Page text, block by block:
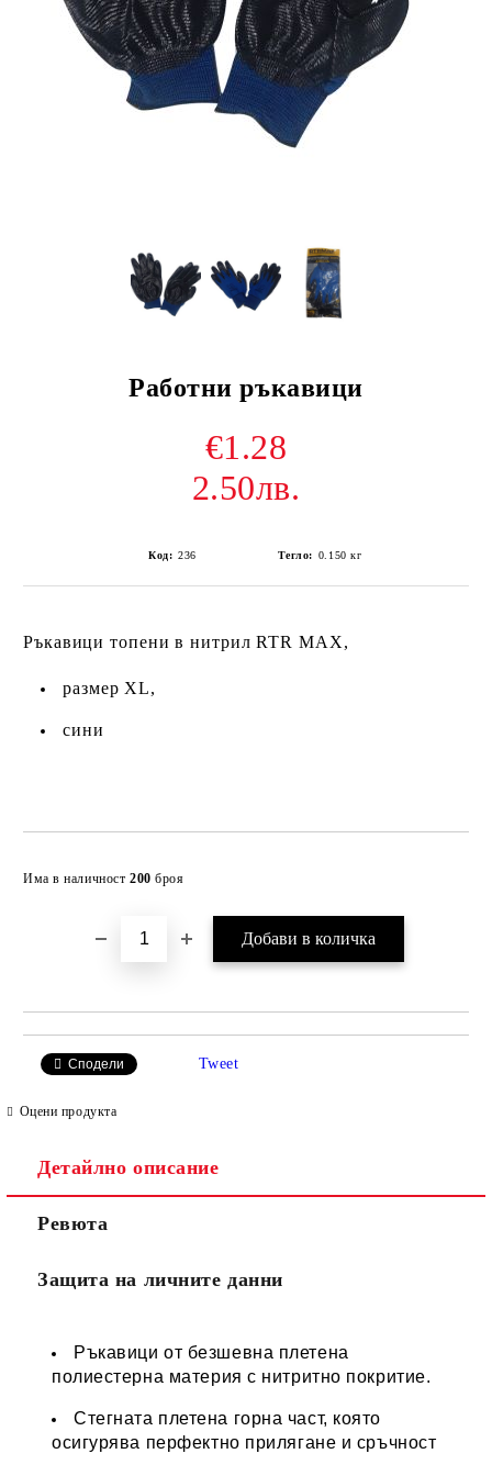
Работни ръкавици
€1.28
2.50лв.
Код: 236 Тегло: 0.150 кг
Ръкавици топени в нитрил RTR MAX,
размер XL,
сини
Има в наличност 200 броя
Сподели Tweet
Оцени продукта
Детайлно описание
Ревюта
Защита на личните данни
Ръкавици от безшевна плетена
полиестерна материя с нитритно покритие.
Стегната плетена горна част, която
осигурява перфектно прилягане и сръчност